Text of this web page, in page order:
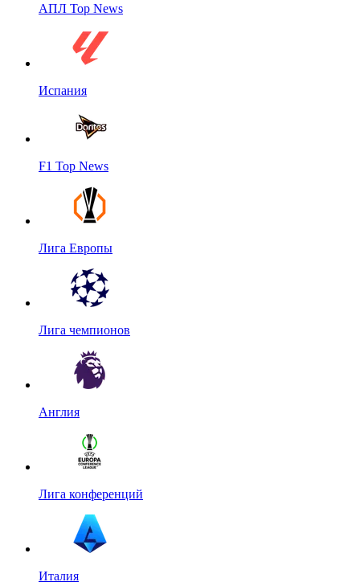
АПЛ Top News
Испания
F1 Top News
Лига Европы
Лига чемпионов
Англия
Лига конференций
Италия